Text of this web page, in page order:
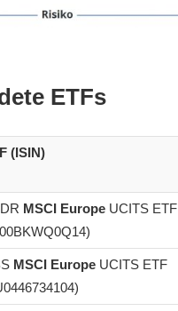
ETFs
(ISIN)
MSCI Europe UCITS ETF
MSCI Europe UCITS ETF